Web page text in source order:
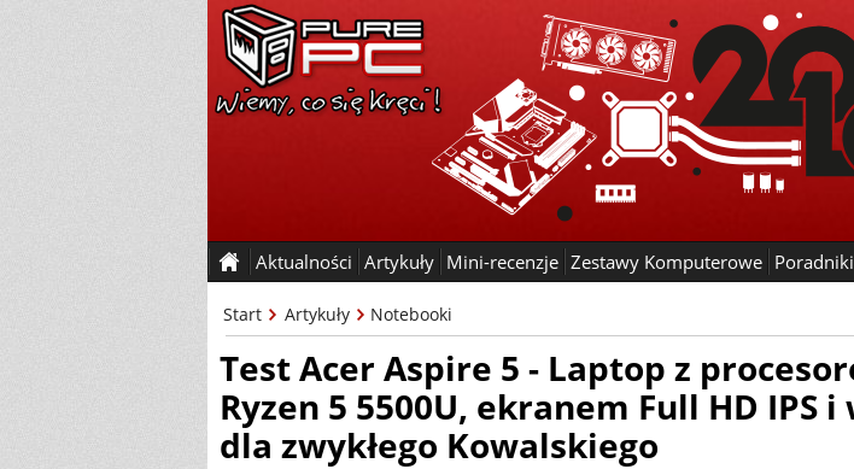
Aktualności Artykuły Mini-recenzje Zestawy Komputerowe Poradniki
Start Artykuły Notebooki
Test Acer Aspire 5 - Laptop z
Ryzen 5 5500U, ekranem Full HD IPS i
dla zwykłego Kowalskiego